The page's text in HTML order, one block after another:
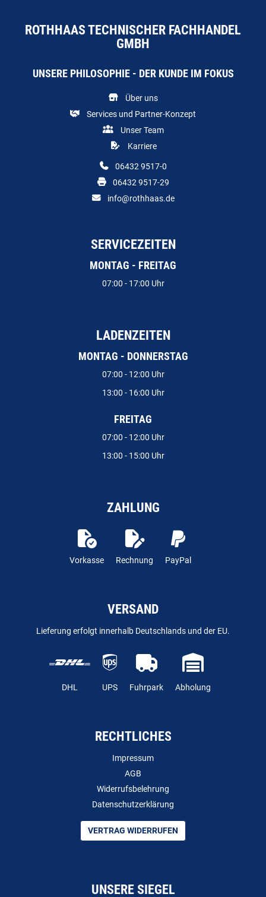
ROTHHAAS TECHNISCHER FACHHANDEL
GMBH
UNSERE PHILOSOPHIE - DER KUNDE IM FOKUS
Über uns
Services und Partner-Konzept
Unser Team
Karriere
06432 9517-0
06432 9517-29
info@rothhaas.de
SERVICEZEITEN
MONTAG - FREITAG
07:00 - 17:00 Uhr
LADENZEITEN
MONTAG - DONNERSTAG
07:00 - 12:00 Uhr
13:00 - 16:00 Uhr
FREITAG
07:00 - 12:00 Uhr
13:00 - 15:00 Uhr
ZAHLUNG
Vorkasse Rechnung PayPal
VERSAND
Lieferung erfolgt innerhalb Deutschlands und der EU.
DHL UPS Fuhrpark Abholung
RECHTLICHES
Impressum
AGB
Widerrufsbelehrung
Datenschutzerklärung
VERTRAG WIDERRUFEN
UNSERE SIEGEL